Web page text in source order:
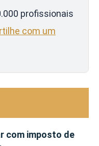
profissionais
com um
com imposto de